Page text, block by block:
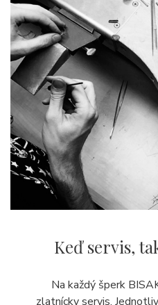
Keď servis,
Na každý šperk
zlatnícky servis.